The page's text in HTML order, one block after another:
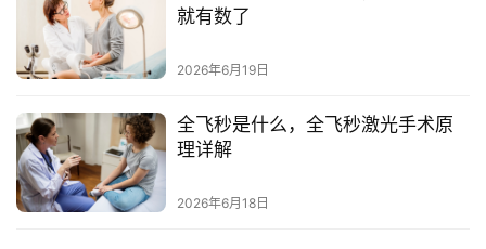
社
群
问
答
社
区
就有数了
2026年6月19日
全飞秒是什么，全飞秒激光手术原
理详解
2026年6月18日